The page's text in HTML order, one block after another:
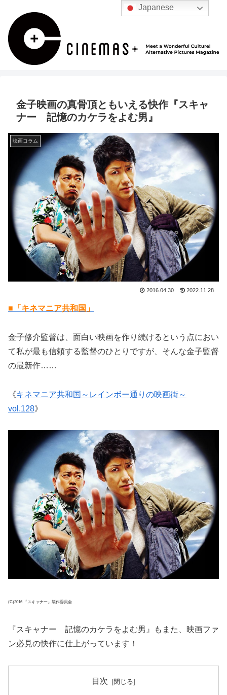
金子映画の真骨頂ともいえる快作『スキャ
ナー 記憶のカケラをよむ男』
映画コラム
2016.04.30 2022.11.28
■「キネマニア共和国」
金子修介監督は、面白い映画を作り続けるという点におい
て私が最も信頼する監督のひとりですが、そんな金子監督
の最新作……
《キネマニア共和国～レインボー通りの映画街～
vol.128》
(C)2016 『スキャナー』製作委員会
『スキャナー 記憶のカケラをよむ男』もまた、映画ファ
ン必見の快作に仕上がっています！
目次
Japanese